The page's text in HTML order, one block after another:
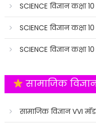
SCIENCE विज्ञान कक्षा
SCIENCE विज्ञान कक्षा
SCIENCE विज्ञान कक्षा
सामाजिक
सामाजिक विज्ञान VVI